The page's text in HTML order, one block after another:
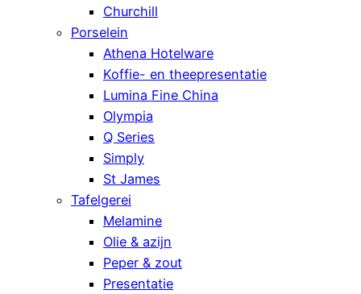
Churchill
Porselein
Athena Hotelware
Koffie- en theepresentatie
Lumina Fine China
Olympia
Q Series
Simply
St James
Tafelgerei
Melamine
Olie & azijn
Peper & zout
Presentatie